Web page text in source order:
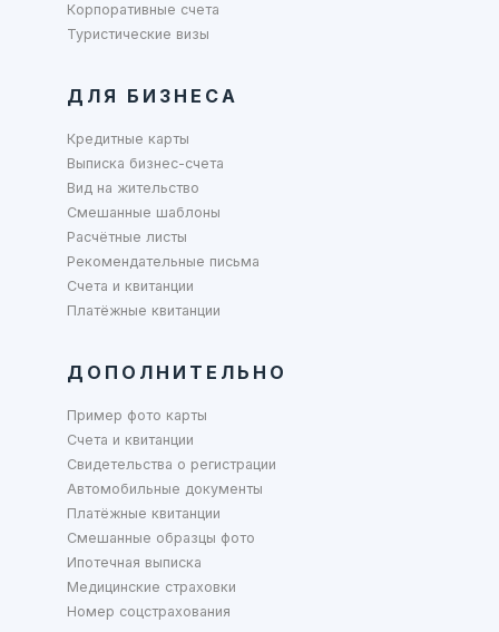
Корпоративные счета
Туристические визы
ДЛЯ БИЗНЕСА
Кредитные карты
Выписка бизнес-счета
Вид на жительство
Смешанные шаблоны
Расчётные листы
Рекомендательные письма
Счета и квитанции
Платёжные квитанции
ДОПОЛНИТЕЛЬНО
Пример фото карты
Счета и квитанции
Свидетельства о регистрации
Автомобильные документы
Платёжные квитанции
Смешанные образцы фото
Ипотечная выписка
Медицинские страховки
Номер соцстрахования